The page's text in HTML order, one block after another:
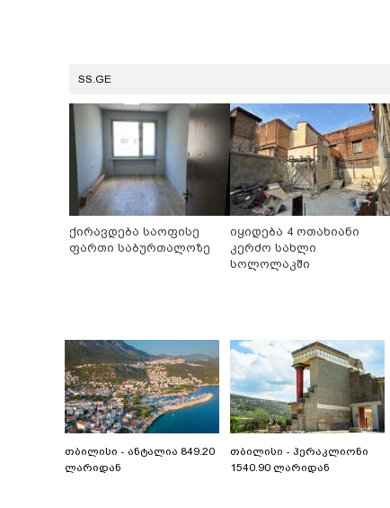
SS.GE
ქირავდება საოფისე
ფართი საბურთალოზე
იყიდება 4 ოთახიანი
კერძო სახლი
სოლოლაკში
თბილისი - ანტალია 849.20
ლარიდან
თბილისი - ჰერაკლიონი
1540.90 ლარიდან